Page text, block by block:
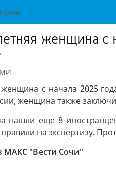
женщина с
с начала 2025
женщина также
нашли еще 8
на экспертизу.
МАКС "Вести Сочи"